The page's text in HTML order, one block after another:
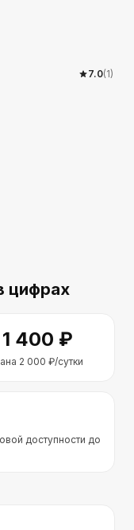
7.0(1)
цифрах
1 400 ₽
2 000 ₽/сутки
доступности до